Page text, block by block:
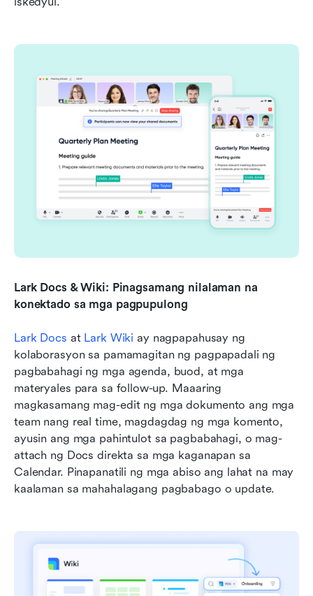
Lark Docs & Wiki: Pinagsamang nilalaman na
konektado sa mga pagpupulong
Lark Docs at Lark Wiki ay nagpapahusay ng
kolaborasyon sa pamamagitan ng pagpapadali ng
pagbabahagi ng mga agenda, buod, at mga
materyales para sa follow-up. Maaaring
magkasamang mag-edit ng mga dokumento ang mga
team nang real time, magdagdag ng mga komento,
ayusin ang mga pahintulot sa pagbabahagi, o mag-
attach ng Docs direkta sa mga kaganapan sa
Calendar. Pinapanatili ng mga abiso ang lahat na may
kaalaman sa mahahalagang pagbabago o update.